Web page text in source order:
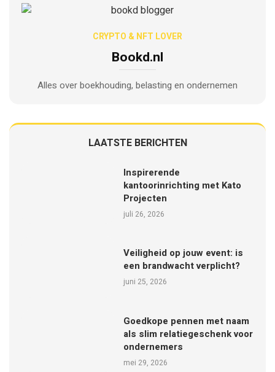
CRYPTO & NFT LOVER
Bookd.nl
Alles over boekhouding, belasting en ondernemen
LAATSTE BERICHTEN
Inspirerende
kantoorinrichting met Kato
Projecten
juli 26, 2026
Veiligheid op jouw event: is
een brandwacht verplicht?
juni 25, 2026
Goedkope pennen met naam
als slim relatiegeschenk voor
ondernemers
mei 29, 2026